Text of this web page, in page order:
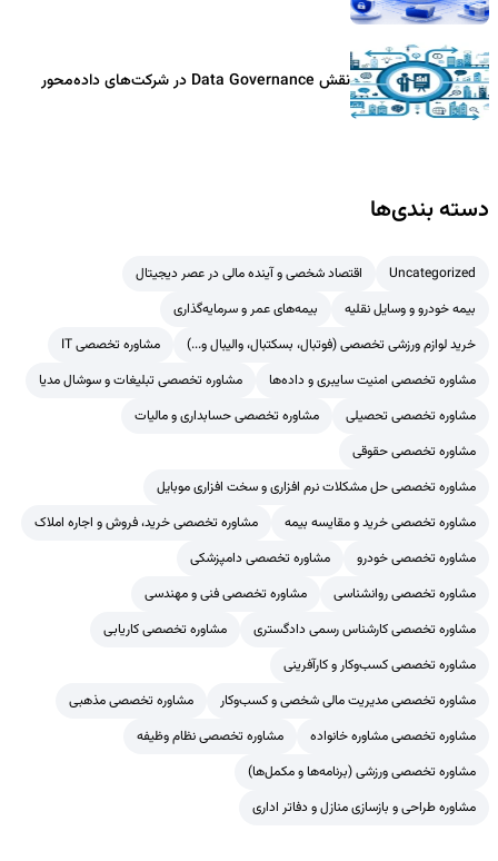
نقش Data Governance در شرکت‌های داده‌محور
دسته بندی‌ها
Uncategorized
اقتصاد شخصی و آینده مالی در عصر دیجیتال
بیمه خودرو و وسایل نقلیه
بیمه‌های عمر و سرمایه‌گذاری
خرید لوازم ورزشی تخصصی (فوتبال، بسکتبال، والیبال و...)
مشاوره تخصصی IT
مشاوره تخصصی امنیت سایبری و داده‌ها
مشاوره تخصصی تبلیغات و سوشال مدیا
مشاوره تخصصی تحصیلی
مشاوره تخصصی حسابداری و مالیات
مشاوره تخصصی حقوقی
مشاوره تخصصی حل مشکلات نرم افزاری و سخت افزاری موبایل
مشاوره تخصصی خرید و مقایسه بیمه
مشاوره تخصصی خرید، فروش و اجاره املاک
مشاوره تخصصی خودرو
مشاوره تخصصی دامپزشکی
مشاوره تخصصی روانشناسی
مشاوره تخصصی فنی و مهندسی
مشاوره تخصصی کارشناس رسمی دادگستری
مشاوره تخصصی کاریابی
مشاوره تخصصی کسب‌وکار و کارآفرینی
مشاوره تخصصی مدیریت مالی شخصی و کسب‌وکار
مشاوره تخصصی مذهبی
مشاوره تخصصی مشاوره خانواده
مشاوره تخصصی نظام وظیفه
مشاوره تخصصی ورزشی (برنامه‌ها و مکمل‌ها)
مشاوره طراحی و بازسازی منازل و دفاتر اداری